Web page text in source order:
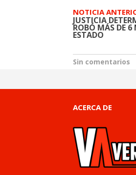
NOTICIA
JUSTICIA
ROBÓ MÁS DE 6
ESTADO
Sin comentarios
ACERCA DE